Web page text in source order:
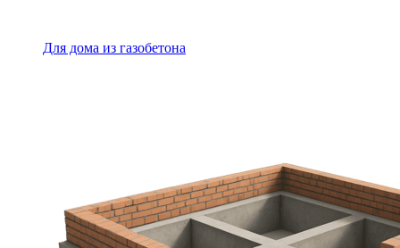
Для дома из газобетона